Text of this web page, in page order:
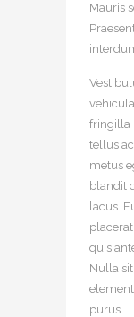
Mauris
fringilla
tellus
metus
blandit
lacus.
quis
Nulla
purus.